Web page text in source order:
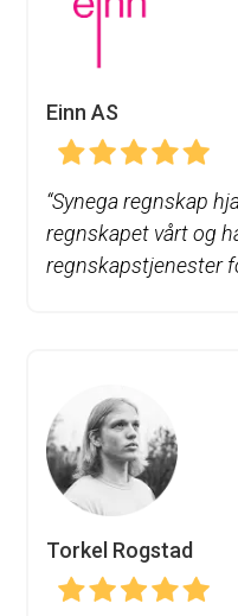
Einn AS
“Synega regnskap
regnskapet vårt og
regnskapstjenester
Torkel Rogstad